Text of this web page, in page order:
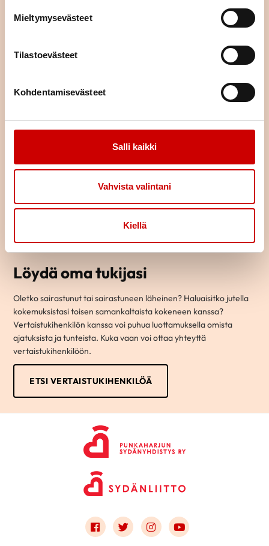
Mieltymysevästeet
Tilastoevästeet
Kohdentamisevästeet
Salli kaikki
Vahvista valintani
Kiellä
TUTUSTU TAPAHTUMAKALENTERIIN
Löydä oma tukijasi
Oletko sairastunut tai sairastuneen läheinen? Haluaisitko jutella
kokemuksistasi toisen samankaltaista kokeneen kanssa?
Vertaistukihenkilön kanssa voi puhua luottamuksella omista
ajatuksista ja tunteista. Kuka vaan voi ottaa yhteyttä
vertaistukihenkilöön.
ETSI VERTAISTUKIHENKILÖÄ
Link to facebook
Link to twitter
Link to instagram
Link to youtube